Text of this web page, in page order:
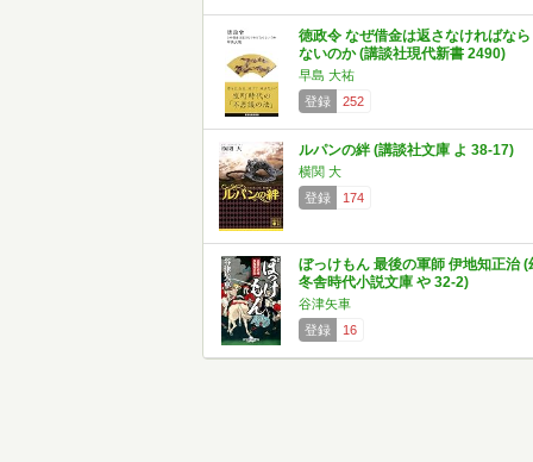
徳政令 なぜ借金は返さなければなら
ないのか (講談社現代新書 2490)
早島 大祐
登録
252
ルパンの絆 (講談社文庫 よ 38-17)
横関 大
登録
174
ぼっけもん 最後の軍師 伊地知正治 (
冬舎時代小説文庫 や 32-2)
谷津矢車
登録
16